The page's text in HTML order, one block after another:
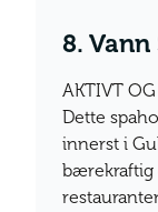
8.
AKTIVT
Dette
innerst i
bærekraftig